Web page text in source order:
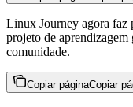
Linux Journey agora faz
projeto de aprendizagem
comunidade.
Copiar páginaCopiar